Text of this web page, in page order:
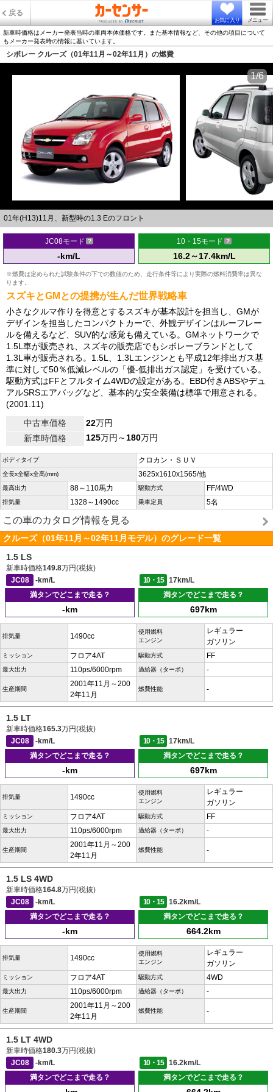
戻る
お気に入り メニュー
新車時価格はメーカー発表当時の車両本体価格です。また基本情報など、その他の項目について
もメーカー発表時の情報に基いています。
シボレー クルーズ（01年11月～02年11月）の燃費
01年(H13)11月、新型時の1.3 Eのフロント
1/6
JC08モード
-km/L
10・15モード
16.2～17.4km/L
※燃費は定められた試験条件の下での数値のため、走行条件等により実際の燃料消費率は異な
ります。
スズキとGMとの提携が生んだ世界戦略車
小さなクルマ作りを得意とするスズキが基本設計を担当し、GMが
デザインを担当したコンパクトカーで、外観デザインはルーフレー
ルを備えるなど、SUV的な感覚も備えている。GMネットワークで
1.5L車が販売され、スズキの販売店でもシボレーブランドとして
1.3L車が販売される。1.5L、1.3Lエンジンとも平成12年排出ガス基
準に対して50％低減レベルの「優-低排出ガス認定」を受けている。
駆動方式はFFとフルタイム4WDの設定がある。EBD付きABSやデュ
アルSRSエアバッグなど、基本的な安全装備は標準で用意される。
(2001.11)
中古車価格
22万円
新車時価格
125万円～180万円
ボディタイプ クロカン・ＳＵＶ
全長x全幅x全高(mm) 3625x1610x1565/他
最高出力 88～110馬力 駆動方式 FF/4WD
排気量 1328～1490cc 乗車定員 5名
この車のカタログ情報を見る
クルーズ（01年11月～02年11月モデル）のグレード一覧
1.5 LS
新車時価格149.8万円(税抜)
JC08
-km/L 10・15
17km/L
満タンでどこまで走る？
-km
満タンでどこまで走る？
697km
排気量 1490cc
使用燃料
エンジン
レギュラー
ガソリン
ミッション フロア4AT 駆動方式 FF
最大出力 110ps/6000rpm 過給器（ターボ） -
生産期間
2001年11月～200
2年11月
燃費性能 -
1.5 LT
新車時価格165.3万円(税抜)
JC08
-km/L 10・15
17km/L
満タンでどこまで走る？
-km
満タンでどこまで走る？
697km
排気量 1490cc
使用燃料
エンジン
レギュラー
ガソリン
ミッション フロア4AT 駆動方式 FF
最大出力 110ps/6000rpm 過給器（ターボ） -
生産期間
2001年11月～200
2年11月
燃費性能 -
1.5 LS 4WD
新車時価格164.8万円(税抜)
JC08
-km/L 10・15
16.2km/L
満タンでどこまで走る？
-km
満タンでどこまで走る？
664.2km
排気量 1490cc
使用燃料
エンジン
レギュラー
ガソリン
ミッション フロア4AT 駆動方式 4WD
最大出力 110ps/6000rpm 過給器（ターボ） -
生産期間
2001年11月～200
2年11月
燃費性能 -
1.5 LT 4WD
新車時価格180.3万円(税抜)
JC08
-km/L 10・15
16.2km/L
満タンでどこまで走る？
満タンでどこまで走る？